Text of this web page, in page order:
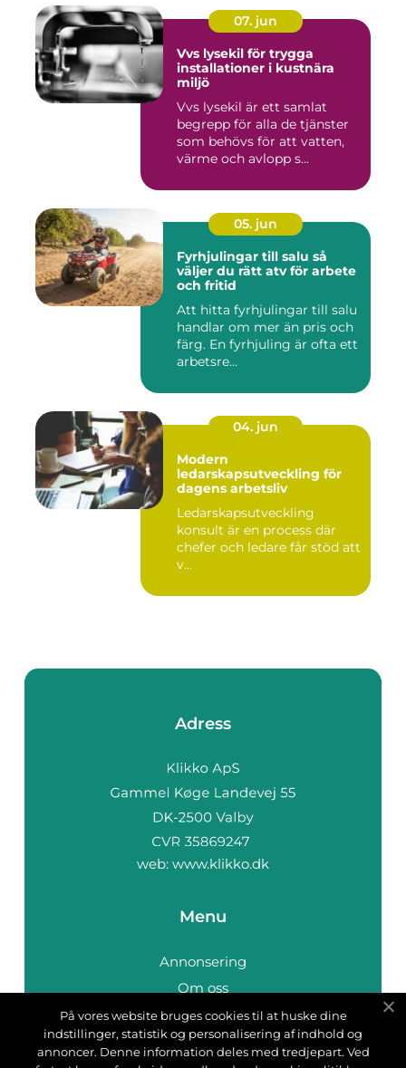
07. jun
Vvs lysekil för trygga
installationer i kustnära
miljö
Vvs lysekil är ett samlat
begrepp för alla de tjänster
som behövs för att vatten,
värme och avlopp s...
05. jun
Fyrhjulingar till salu så
väljer du rätt atv för arbete
och fritid
Att hitta fyrhjulingar till salu
handlar om mer än pris och
färg. En fyrhjuling är ofta ett
arbetsre...
04. jun
Modern
ledarskapsutveckling för
dagens arbetsliv
Ledarskapsutveckling
konsult är en process där
chefer och ledare får stöd att
v...
Adress
web: www.klikko.dk
Menu
Annonsering
Om oss
Cookies
Kontakta oss
På vores website bruges cookies til at huske dine
indstillinger, statistik og personalisering af indhold og
annoncer. Denne information deles med tredjepart. Ved